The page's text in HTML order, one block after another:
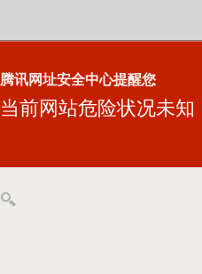
腾讯网址安全中心提醒您
当前网站危险状况未知